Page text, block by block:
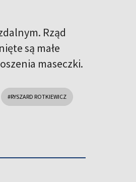
Rząd
są małe
maseczki.
#RYSZARD ROTKIEWICZ